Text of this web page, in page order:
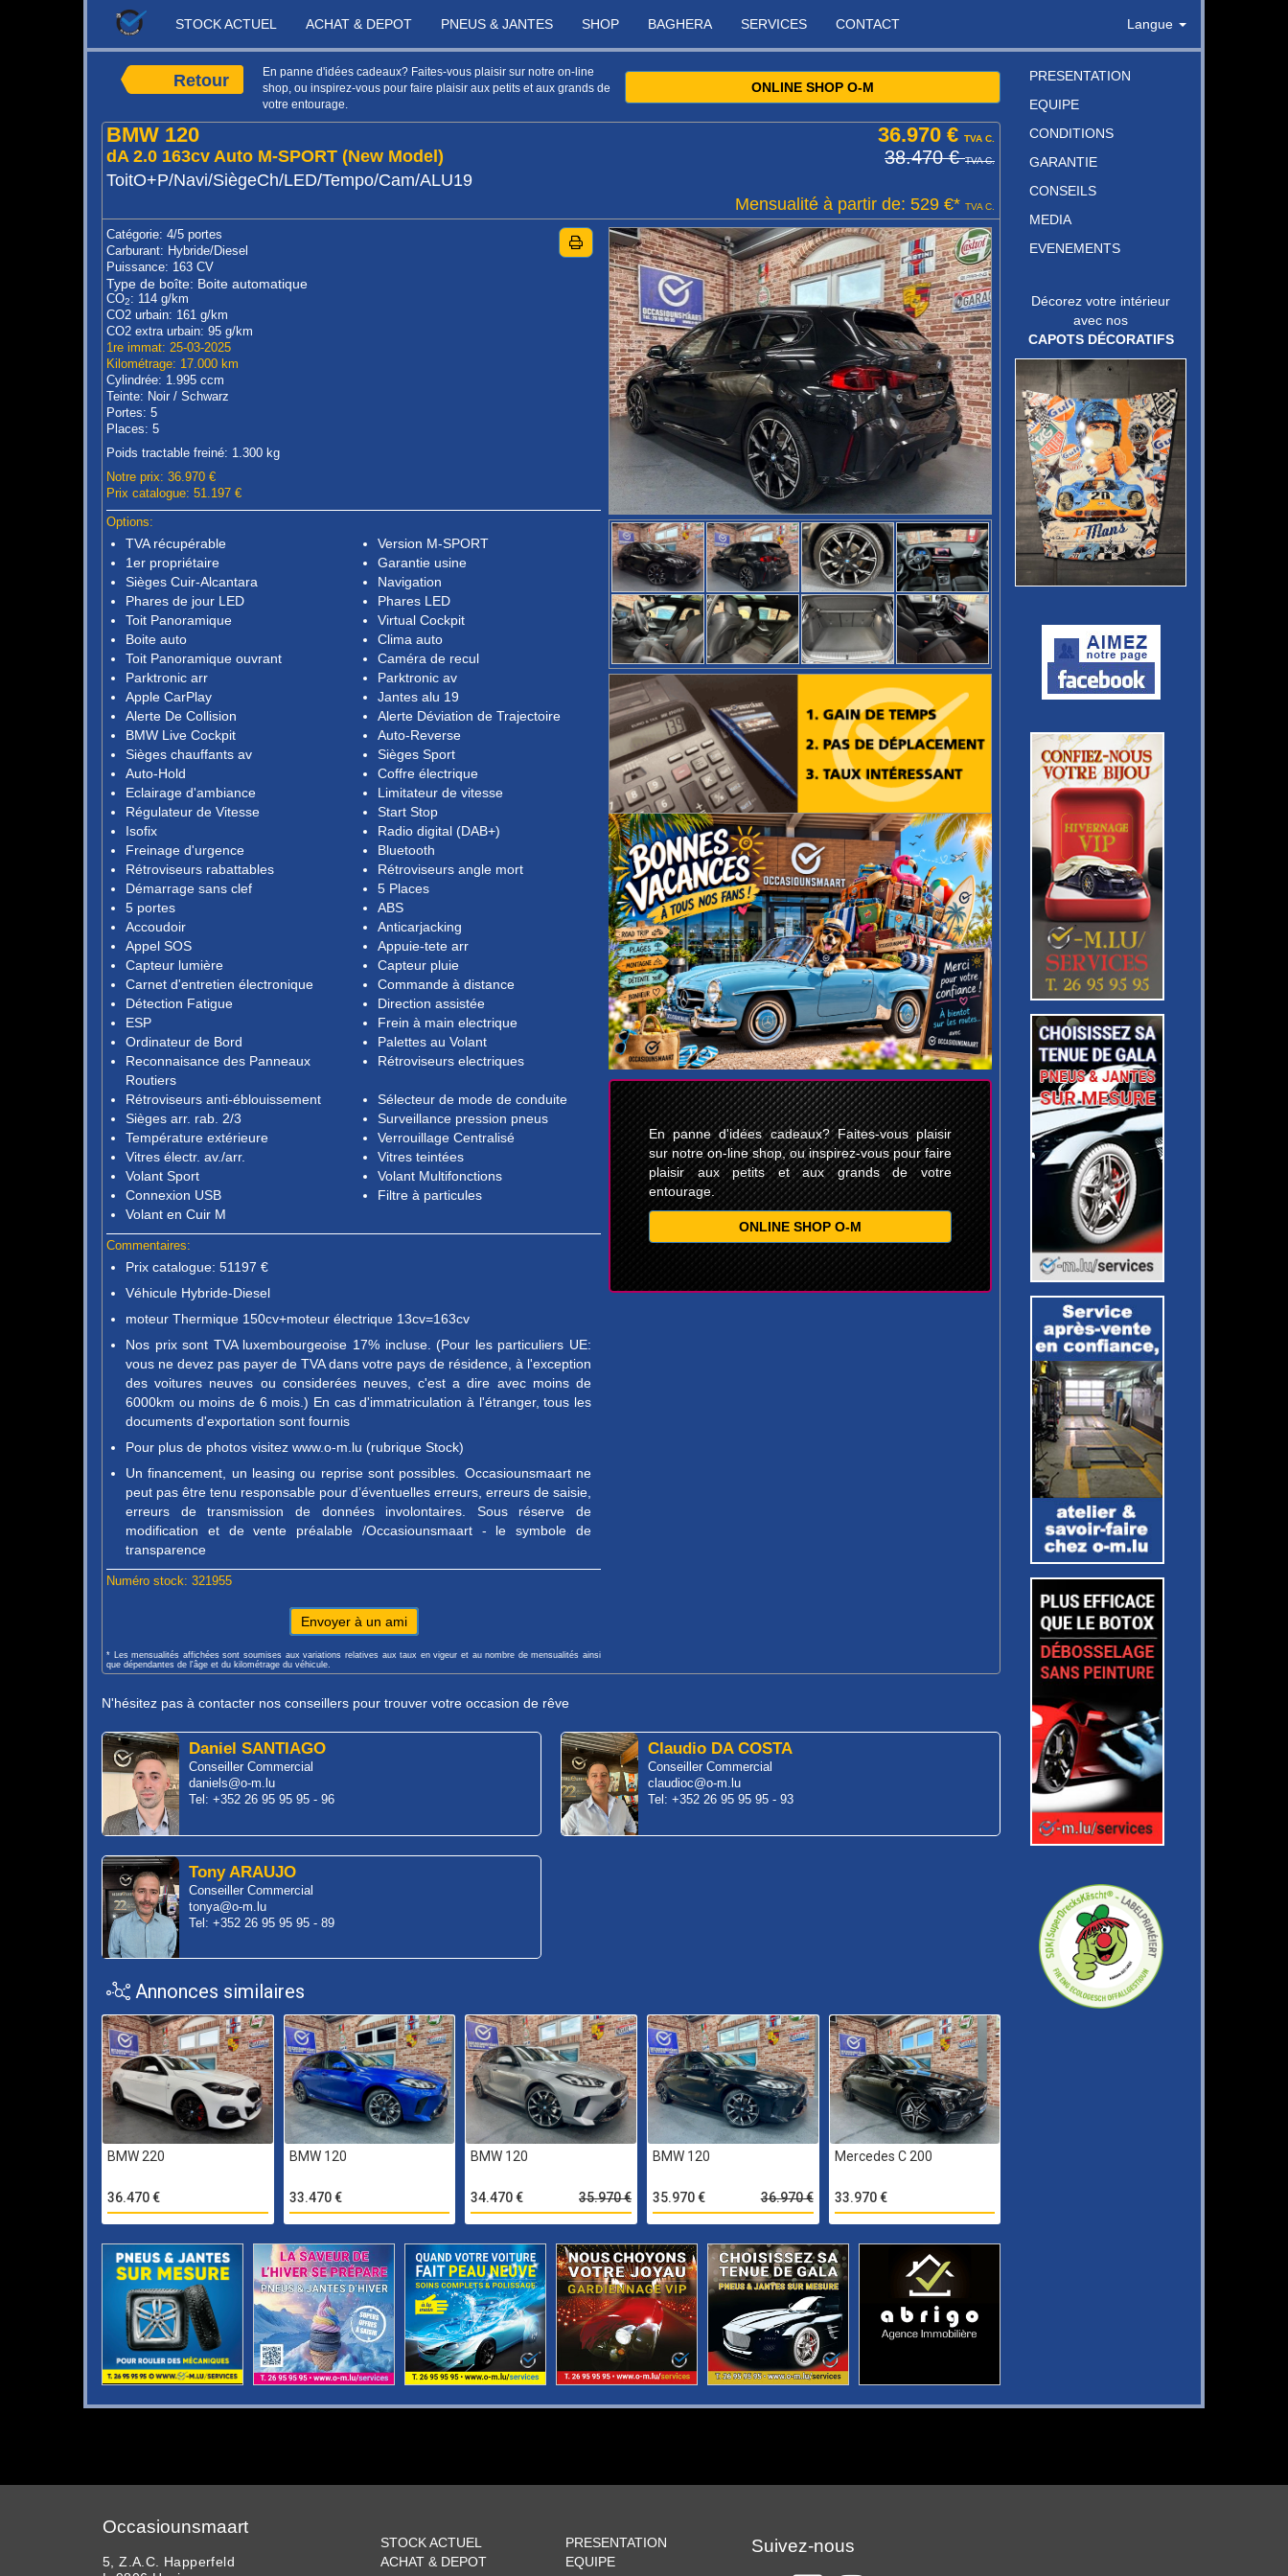
STOCK ACTUEL ACHAT & DEPOT PNEUS & JANTES SHOP BAGHERA SERVICES CONTACT Langue
Retour
En panne d'idées cadeaux? Faites-vous plaisir sur notre on-line
shop, ou inspirez-vous pour faire plaisir aux petits et aux grands de
votre entourage.
ONLINE SHOP O-M
BMW 120 36.970 € TVA C.
38.470 €TVA C.
dA 2.0 163cv Auto M-SPORT (New Model)
ToitO+P/Navi/SiègeCh/LED/Tempo/Cam/ALU19
Mensualité à partir de: 529 €* TVA C.
Catégorie: 4/5 portes
Carburant: Hybride/Diesel
Puissance: 163 CV
Type de boîte: Boite automatique
CO2: 114 g/km
CO2 urbain: 161 g/km
CO2 extra urbain: 95 g/km
1re immat: 25-03-2025
Kilométrage: 17.000 km
Cylindrée: 1.995 ccm
Teinte: Noir / Schwarz
Portes: 5
Places: 5
Poids tractable freiné: 1.300 kg
Notre prix: 36.970 €
Prix catalogue: 51.197 €
Options:
TVA récupérable
Version M-SPORT
1er propriétaire
Garantie usine
Sièges Cuir-Alcantara
Navigation
Phares de jour LED
Phares LED
Toit Panoramique
Virtual Cockpit
Boite auto
Clima auto
Toit Panoramique ouvrant
Caméra de recul
Parktronic arr
Parktronic av
Apple CarPlay
Jantes alu 19
Alerte De Collision
Alerte Déviation de Trajectoire
BMW Live Cockpit
Auto-Reverse
Sièges chauffants av
Sièges Sport
Auto-Hold
Coffre électrique
Eclairage d'ambiance
Limitateur de vitesse
Régulateur de Vitesse
Start Stop
Isofix
Radio digital (DAB+)
Freinage d'urgence
Bluetooth
Rétroviseurs rabattables
Rétroviseurs angle mort
Démarrage sans clef
5 Places
5 portes
ABS
Accoudoir
Anticarjacking
Appel SOS
Appuie-tete arr
Capteur lumière
Capteur pluie
Carnet d'entretien électronique
Commande à distance
Détection Fatigue
Direction assistée
ESP
Frein à main electrique
Ordinateur de Bord
Palettes au Volant
Reconnaisance des Panneaux
Routiers
Rétroviseurs electriques
Rétroviseurs anti-éblouissement
Sélecteur de mode de conduite
Sièges arr. rab. 2/3
Surveillance pression pneus
Température extérieure
Verrouillage Centralisé
Vitres électr. av./arr.
Vitres teintées
Volant Sport
Volant Multifonctions
Connexion USB
Filtre à particules
Volant en Cuir M
Commentaires:
Prix catalogue: 51197 €
Véhicule Hybride-Diesel
moteur Thermique 150cv+moteur électrique 13cv=163cv
Nos prix sont TVA luxembourgeoise 17% incluse. (Pour les particuliers UE:
vous ne devez pas payer de TVA dans votre pays de résidence, à l'exception
des voitures neuves ou considerées neuves, c'est a dire avec moins de
6000km ou moins de 6 mois.) En cas d'immatriculation à l'étranger, tous les
documents d'exportation sont fournis
Pour plus de photos visitez www.o-m.lu (rubrique Stock)
Un financement, un leasing ou reprise sont possibles. Occasiounsmaart ne
peut pas être tenu responsable pour d’éventuelles erreurs, erreurs de saisie,
erreurs de transmission de données involontaires. Sous réserve de
modification et de vente préalable /Occasiounsmaart - le symbole de
transparence
Numéro stock: 321955
Envoyer à un ami
* Les mensualités affichées sont soumises aux variations relatives aux taux en vigeur et au nombre de mensualités ainsi
que dépendantes de l'âge et du kilométrage du véhicule.
En panne d'idées cadeaux? Faites-vous plaisir
sur notre on-line shop, ou inspirez-vous pour faire
plaisir aux petits et aux grands de votre
entourage.
ONLINE SHOP O-M
N'hésitez pas à contacter nos conseillers pour trouver votre occasion de rêve
Daniel SANTIAGO
Conseiller Commercial
daniels@o-m.lu
Tel: +352 26 95 95 95 - 96
Claudio DA COSTA
Conseiller Commercial
claudioc@o-m.lu
Tel: +352 26 95 95 95 - 93
Tony ARAUJO
Conseiller Commercial
tonya@o-m.lu
Tel: +352 26 95 95 95 - 89
Annonces similaires
BMW 220
36.470 €
BMW 120
33.470 €
BMW 120
35.970 €
34.470 €
BMW 120
36.970 €
35.970 €
Mercedes C 200
33.970 €
PRESENTATION
EQUIPE
CONDITIONS
GARANTIE
CONSEILS
MEDIA
EVENEMENTS
Décorez votre intérieur
avec nos
CAPOTS DÉCORATIFS
Occasiounsmaart
5, Z.A.C. Happerfeld
STOCK ACTUEL
ACHAT & DEPOT
PRESENTATION
EQUIPE
Suivez-nous